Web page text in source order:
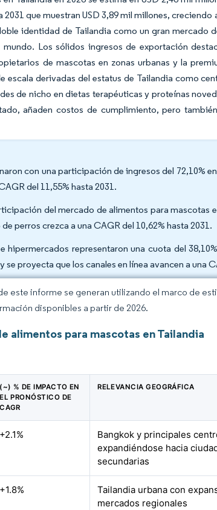
que muestran USD 3,89 mil millones, creciendo
identidad de Tailandia como un gran mercado
Los sólidos ingresos de exportación
de mascotas en zonas urbanas y la
escala derivadas del estatus de Tailandia como
de nicho en dietas terapéuticas y proteínas
añaden costos de cumplimiento, pero
con una participación de ingresos del 72,10%
del 11,55% hasta 2031.
del mercado de alimentos para mascotas
perros crezca a una CAGR del 10,62% hasta 2031.
hipermercados representaron una cuota del
proyecta que los canales en línea avancen a una
este informe se generan utilizando el marco de
disponibles a partir de 2026.
alimentos para mascotas en Tailandia
(~) % DE IMPACTO EN
EL PRONÓSTICO DE
CAGR
RELEVANCIA GEOGRÁFICA
+2.1%
Bangkok y principales
expandiéndose hacia
secundarias
+1.8%
Tailandia urbana con
mercados regionales